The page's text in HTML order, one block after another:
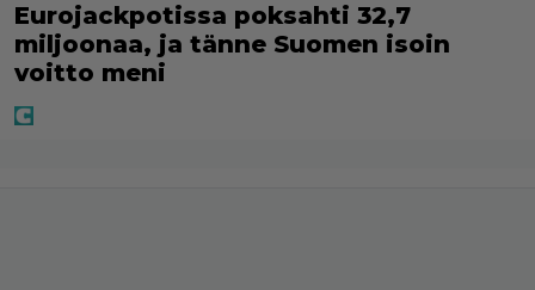
Eurojackpotissa poksahti 32,7
miljoonaa, ja tänne Suomen isoin
voitto meni